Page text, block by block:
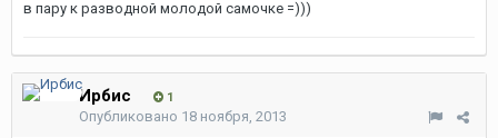
в пару к разводной молодой самочке =)))
Ирбис 1
Опубликовано 18 ноября, 2013